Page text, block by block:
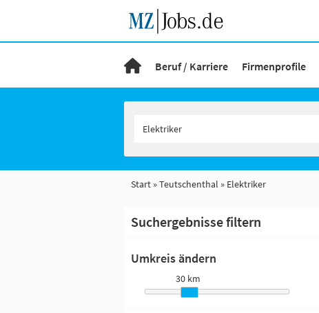
Beruf / Karriere Firmenprofile
Start Teutschenthal Elektriker
Suchergebnisse filtern
Umkreis ändern
30 km